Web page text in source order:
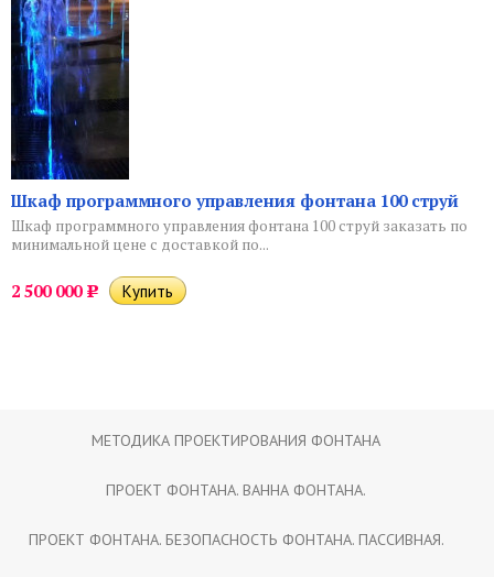
Шкаф программного управления фонтана 100 струй
Шкаф программного управления фонтана 100 струй заказать по
минимальной цене с доставкой по...
2 500 000 Р
МЕТОДИКА ПРОЕКТИРОВАНИЯ ФОНТАНА
ПРОЕКТ ФОНТАНА. ВАННА ФОНТАНА.
ПРОЕКТ ФОНТАНА. БЕЗОПАСНОСТЬ ФОНТАНА. ПАССИВНАЯ.